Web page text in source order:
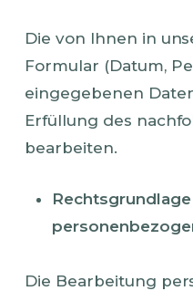
Die von Ihnen in
Formular (Datum,
eingegebenen
Erfüllung des
bearbeiten.
Die Bearbeitung